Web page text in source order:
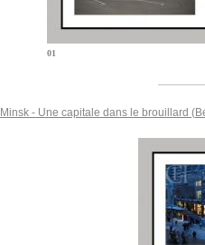
01
Minsk - Une capitale dans le brouillard